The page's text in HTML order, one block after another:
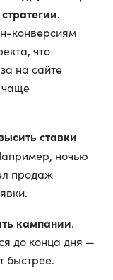
.
конверсиям
что
на сайте
чаще
ставки
ночью
продаж
кампании.
до конца дня —
быстрее.